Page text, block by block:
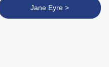
Jane Eyre >